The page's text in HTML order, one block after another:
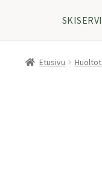
Etusivu